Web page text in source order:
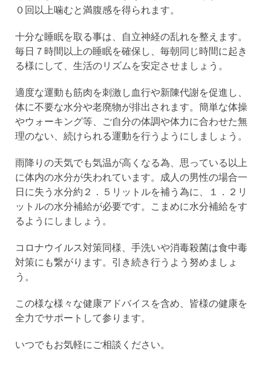
０回以上噛むと満腹感を得られます。
十分な睡眠を取る事は、自立神経の乱れを整えます。
毎日７時間以上の睡眠を確保し、毎朝同じ時間に起き
る様にして、生活のリズムを安定させましょう。
適度な運動も筋肉を刺激し血行や新陳代謝を促進し、
体に不要な水分や老廃物が排出されます。簡単な体操
やウォーキング等、ご自分の体調や体力に合わせた無
理のない、続けられる運動を行うようにしましょう。
雨降りの天気でも気温が高くなる為、思っている以上
に体内の水分が失われています。成人の男性の場合一
日に失う水分約２．５リットルを補う為に、１．２リ
ットルの水分補給が必要です。こまめに水分補給をす
るようにしましょう。
コロナウイルス対策同様、手洗いや消毒殺菌は食中毒
対策にも繋がります。引き続き行うよう努めましょ
う。
この様な様々な健康アドバイスを含め、皆様の健康を
全力でサポートして参ります。
いつでもお気軽にご相談ください。